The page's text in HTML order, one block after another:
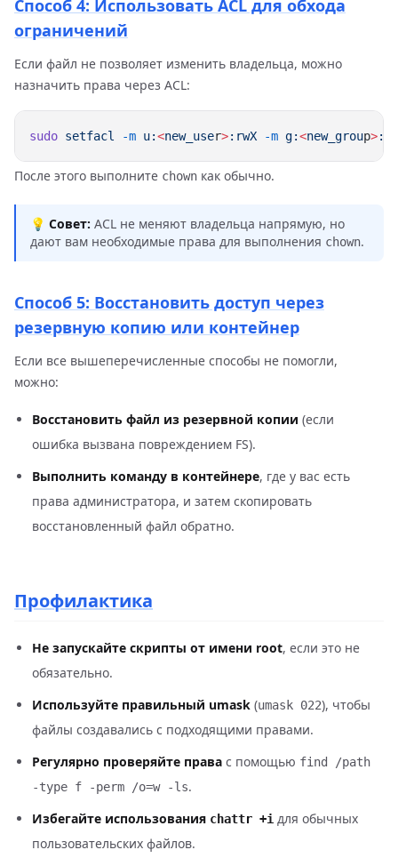
Способ 4: Использовать ACL для обхода
ограничений
Если файл не позволяет изменить владельца, можно
назначить права через ACL:
sudo setfacl -m u:<new_user>:rwX -m g:<new_group>
После этого выполните chown как обычно.
💡 Совет: ACL не меняют владельца напрямую, но
дают вам необходимые права для выполнения chown.
Способ 5: Восстановить доступ через
резервную копию или контейнер
Если все вышеперечисленные способы не помогли,
можно:
Восстановить файл из резервной копии (если
ошибка вызвана повреждением FS).
Выполнить команду в контейнере, где у вас есть
права администратора, и затем скопировать
восстановленный файл обратно.
Профилактика
Не запускайте скрипты от имени root, если это не
обязательно.
Используйте правильный umask (umask 022), чтобы
файлы создавались с подходящими правами.
Регулярно проверяйте права с помощью find /path
-type f -perm /o=w -ls.
Избегайте использования chattr +i для обычных
пользовательских файлов.